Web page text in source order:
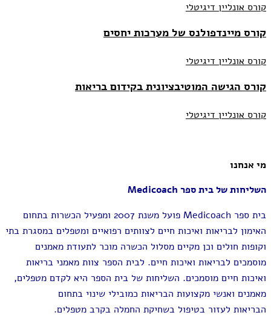
קורס אונליין דיגיטלי
קורס מיינדפולנס של מערכות יחסים
קורס אונליין דיגיטלי
קורס הגישה המוטיבציונית בקידום בריאות
קורס אונליין דיגיטלי
מי אנחנו
השליחות של בית ספר Medicoach
בית ספר Medicoach פועל משנת 2007 ומפעיל הכשרות בתחום
האימון לבריאות ואיכות חיים לצוותים רפואיים ומטפלים במסגרת בתי
וקופות חולים וכן מקיים מסלול הכשרה מוכר לתעודת מאמנים
מוסמכים לבריאות ואיכות חיים. לבית הספר צוות מאמני בריאות
ואיכות חיים מוסמכים. השליחות של בית הספר היא לקדם מטפלים,
מאמנים ואנשי מקצועות הבריאות כמובילי שינוי בתחום
הבריאות לעזור בטיפול בשחיקת החמלה בקרב מטפלים.